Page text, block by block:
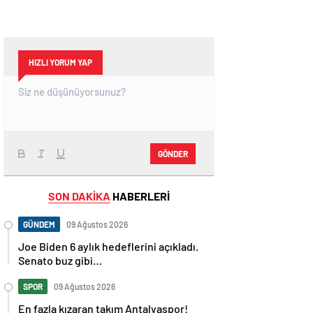
HIZLI YORUM YAP
GÖNDER
SON DAKİKA HABERLERİ
GÜNDEM 09 Ağustos 2026
Joe Biden 6 aylık hedeflerini açıkladı.
Senato buz gibi…
SPOR 09 Ağustos 2026
En fazla kızaran takım Antalyaspor!